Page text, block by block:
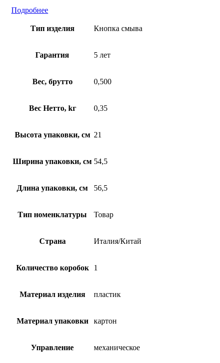
Подробнее
Тип изделия Кнопка смыва
Гарантия 5 лет
Вес, брутто 0,500
Вес Нетто, kг 0,35
Высота упаковки, см 21
Ширина упаковки, см 54,5
Длина упаковки, см 56,5
Тип номенклатуры Товар
Страна Италия/Китай
Количество коробок 1
Материал изделия пластик
Материал упаковки картон
Управление механическое